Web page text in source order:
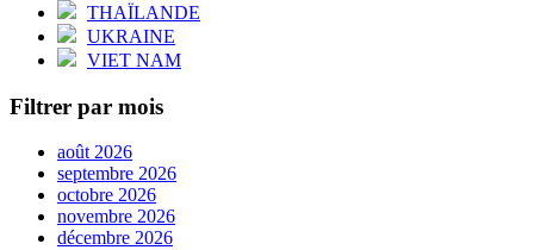
THAÏLANDE
UKRAINE
VIET NAM
Filtrer par mois
août 2026
septembre 2026
octobre 2026
novembre 2026
décembre 2026